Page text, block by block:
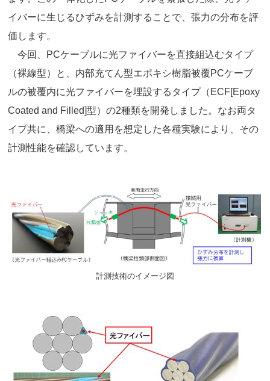
イバーに生じるひずみを計測することで、張力の分布を評
価します。
今回、PCケーブルに光ファイバーを直接組込むタイプ
（裸線型）と、内部充てん型エポキシ樹脂被覆PCケーブ
ルの被覆内に光ファイバーを埋設するタイプ（ECF[Epoxy
Coated and Filled]型）の2種類を開発しました。なお両タ
イプ共に、橋梁への適用を想定した各種実験により、その
計測性能を確認しています。
計測技術のイメージ図